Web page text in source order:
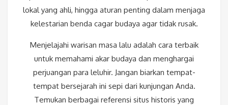
lokal yang ahli, hingga aturan penting dalam menjaga
kelestarian benda cagar budaya agar tidak rusak.
Menjelajahi warisan masa lalu adalah cara terbaik
untuk memahami akar budaya dan menghargai
perjuangan para leluhir. Jangan biarkan tempat-
tempat bersejarah ini sepi dari kunjungan Anda.
Temukan berbagai referensi situs historis yang